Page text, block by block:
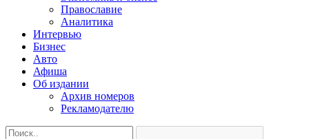
Православие
Аналитика
Интервью
Бизнес
Авто
Афиша
Об издании
Архив номеров
Рекламодателю